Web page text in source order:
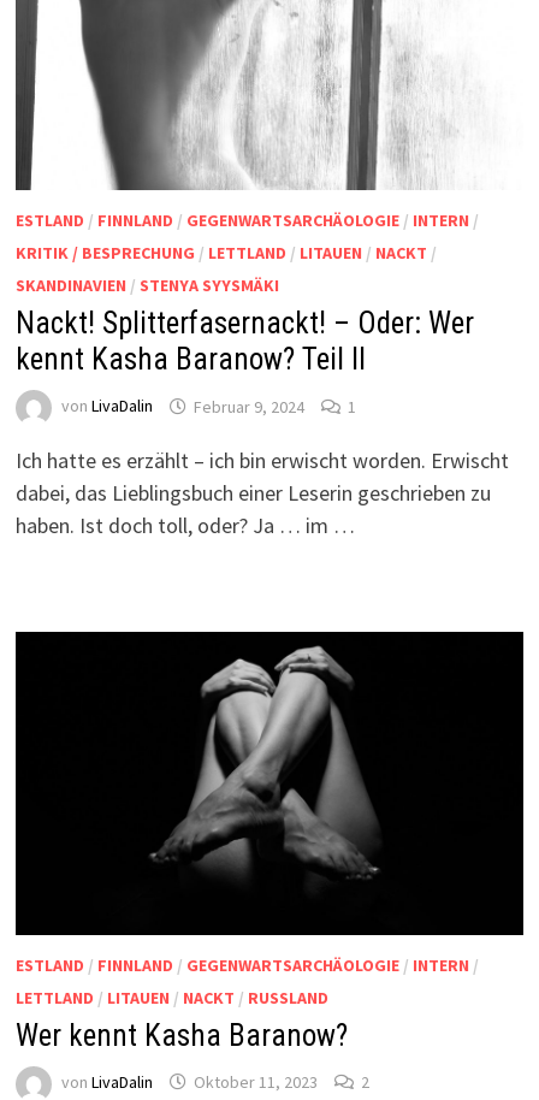
ESTLAND / FINNLAND / GEGENWARTSARCHÄOLOGIE/ INTERN /
KRITIK / BESPRECHUNG / LETTLAND / LITAUEN / NACKT /
SKANDINAVIEN / STENYA SYYSMÄKI
Nackt! Splitterfasernackt! – Oder: Wer
kennt Kasha Baranow? Teil II
von LivaDalin Februar 9, 2024 1
Ich hatte es erzählt – ich bin erwischt worden. Erwischt
dabei, das Lieblingsbuch einer Leserin geschrieben zu
haben. Ist doch toll, oder? Ja … im …
ESTLAND / FINNLAND / GEGENWARTSARCHÄOLOGIE/ INTERN /
LETTLAND / LITAUEN / NACKT / RUSSLAND
Wer kennt Kasha Baranow?
von LivaDalin Oktober 11, 2023 2